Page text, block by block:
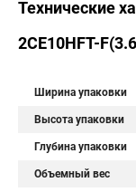
Технические
2CE10HFT-
Ширина упаковки
Высота упаковки
Глубина упаковки
Объемный вес